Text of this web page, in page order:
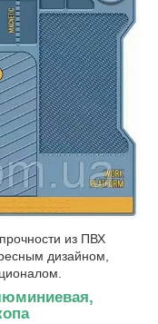
из ПВХ
дизайном,